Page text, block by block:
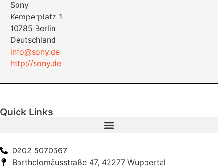
Sony
Kemperplatz 1
10785 Berlin
Deutschland
info@sony.de
http://sony.de
Quick Links
0202 5070567
Bartholomäusstraße 47, 42277 Wuppertal